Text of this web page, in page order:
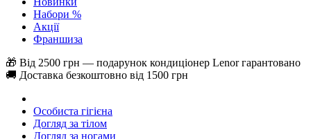
Набори %
Акції
Франшиза
🎁 Від 2500 грн — подарунок кондиціонер Lenor гарантовано
🚚 Доставка безкоштовно від 1500 грн
Особиста гігієна
Догляд за тілом
Догляд за ногами